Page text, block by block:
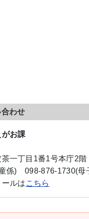
わせ
お課
一丁目1番1号本庁2階
係) 098-876-1730(母
ルは こちら